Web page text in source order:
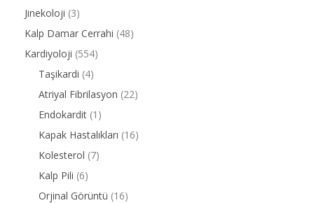
Jinekoloji (3)
Kalp Damar Cerrahi (48)
Kardiyoloji (554)
Taşikardi (4)
Atriyal Fibrilasyon (22)
Endokardit (1)
Kapak Hastalıkları (16)
Kolesterol (7)
Kalp Pili (6)
Orjinal Görüntü (16)